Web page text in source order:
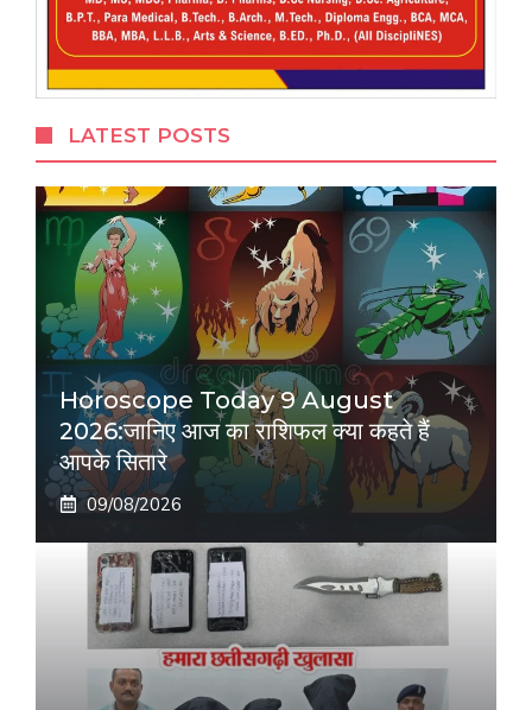
LATEST POSTS
Horoscope Today 9 August
2026:जानिए आज का राशिफल क्या कहते हैं
आपके सितारे
09/08/2026